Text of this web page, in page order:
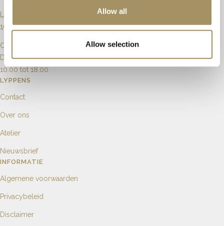
Allow all
Allow selection
1012 GB Amsterdam
Openingstijden
Dinsdag t/m Zaterdag
10.00 tot 18.00
LYPPENS
Contact
Over ons
Atelier
Nieuwsbrief
INFORMATIE
Algemene voorwaarden
Privacybeleid
Disclaimer